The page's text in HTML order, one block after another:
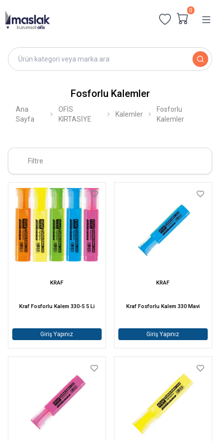
0
Fosforlu Kalemler
Ana
Sayfa
OFİS
KIRTASİYE
Kalemler
Fosforlu
Kalemler
Filtre
KRAF
Kraf Fosforlu Kalem 330-5 5 Li
Giriş Yapınız
KRAF
Kraf Fosforlu Kalem 330 Mavi
Giriş Yapınız